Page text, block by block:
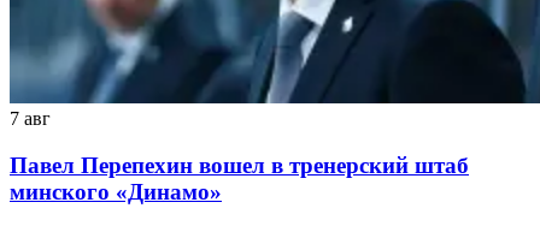
7 авг
Павел Перепехин вошел в тренерский штаб
минского «Динамо»